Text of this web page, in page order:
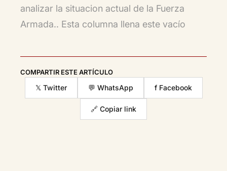
analizar la situacion actual de la Fuerza
Armada.. Esta columna llena este vacío
COMPARTIR ESTE ARTÍCULO
𝕏 Twitter 💬 WhatsApp f Facebook
🔗 Copiar link